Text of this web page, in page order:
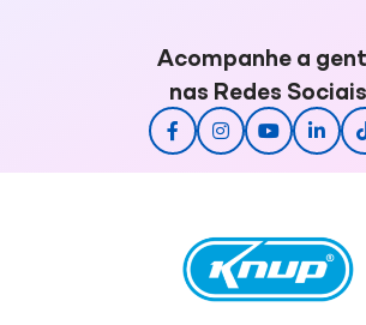
Acompanhe a
nas Redes Sociais